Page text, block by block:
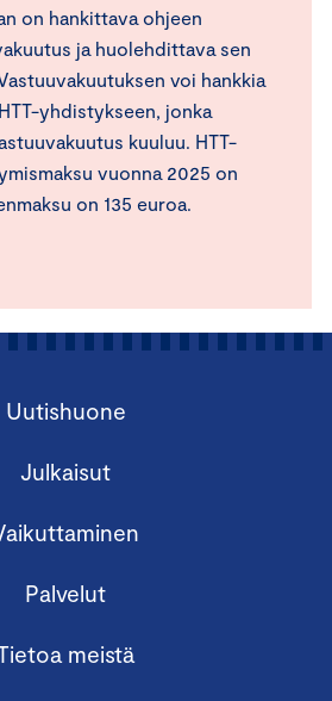
on hankittava ohjeen
ja huolehdittava sen
voi hankkia
yhdistykseen, jonka
kuuluu. HTT-
vuonna 2025 on
on 135 euroa.
Uutishuone
Julkaisut
Palvelut
meistä